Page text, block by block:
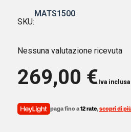
SKU:
MATS1500
Nessuna valutazione ricevuta
269,00 € Iva inclusa
paga fino a12 rate,scopri di più